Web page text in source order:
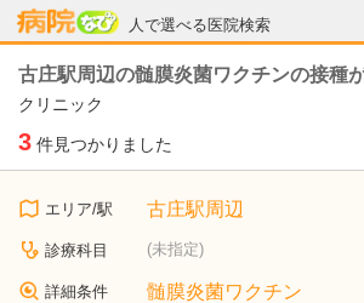
人で選べる医院検索
病院なび
古庄駅周辺の髄膜炎菌ワクチンの接種
クリニック
3 件見つかりました
エリア/駅 古庄駅周辺
診療科目 (未指定)
詳細条件 髄膜炎菌ワクチン